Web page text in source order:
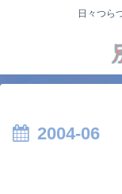
日々つら
2004-06